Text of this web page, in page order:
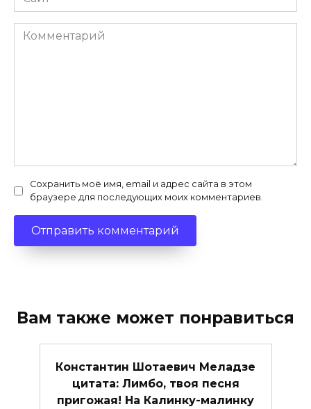
Комментарий
Сохранить моё имя, email и адрес сайта в этом
браузере для последующих моих комментариев.
Вам также может понравиться
Константин Шотаевич Меладзе
цитата: Лимбо, твоя песня
пригожая! На Калинку-малинку